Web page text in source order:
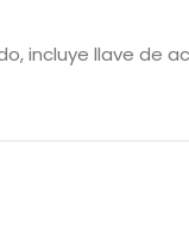
incluye llave de